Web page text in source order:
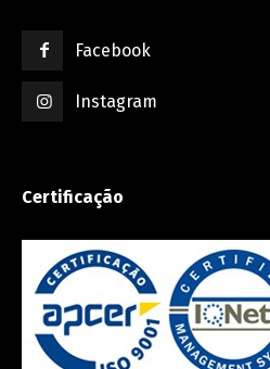
Facebook
Instagram
Certificação